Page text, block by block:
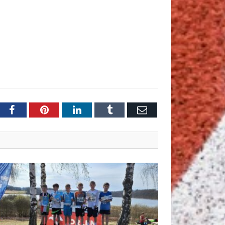
FacebookPinterestLinkedInTumblr Email